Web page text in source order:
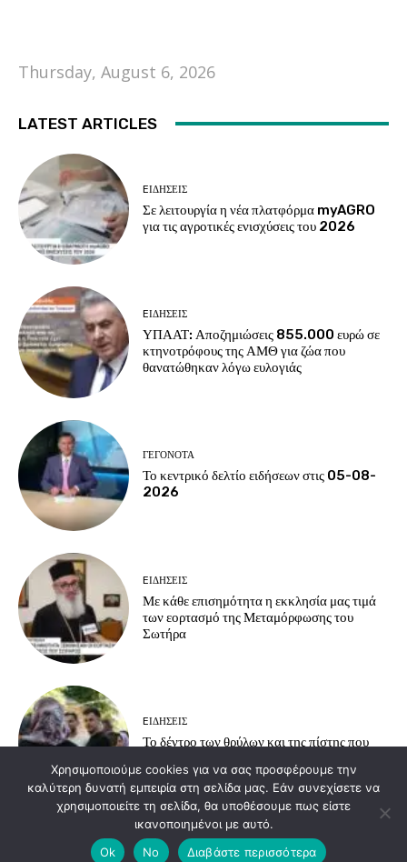
Thursday, August 6, 2026
LATEST ARTICLES
EΙΔΗΣΕΙΣ
Σε λειτουργία η νέα πλατφόρμα myAGRO
για τις αγροτικές ενισχύσεις του 2026
EΙΔΗΣΕΙΣ
ΥΠΑΑΤ: Αποζημιώσεις 855.000 ευρώ σε
κτηνοτρόφους της ΑΜΘ για ζώα που
θανατώθηκαν λόγω ευλογιάς
ΓΕΓΟΝΟΤΑ
Το κεντρικό δελτίο ειδήσεων στις 05-08-
2026
EΙΔΗΣΕΙΣ
Με κάθε επισημότητα η εκκλησία μας τιμά
των εορτασμό της Μεταμόρφωσης του
Σωτήρα
EΙΔΗΣΕΙΣ
Το δέντρο των θρύλων και της πίστης που
Load more
Χρησιμοποιούμε cookies για να σας προσφέρουμε την
καλύτερη δυνατή εμπειρία στη σελίδα μας. Εάν συνεχίσετε να
χρησιμοποιείτε τη σελίδα, θα υποθέσουμε πως είστε
ικανοποιημένοι με αυτό.
Ok
No Διαβάστε περισσότερα